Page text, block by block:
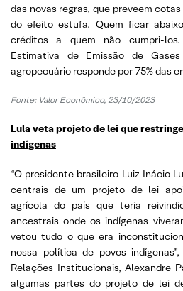
das novas regras, que preveem
do efeito estufa. Quem ficar
créditos a quem não cumpri-
Estimativa de Emissão de
agropecuário responde por 75% das
Fonte: Valor Econômico, 23/10/2023
Lula veta projeto de lei que
indígenas
“O presidente brasileiro Luiz Inácio
centrais de um projeto de lei
agrícola do país que teria
ancestrais onde os indígenas
vetou tudo o que era
nossa política de povos
Relações Institucionais, Alexandre
algumas partes do projeto de lei